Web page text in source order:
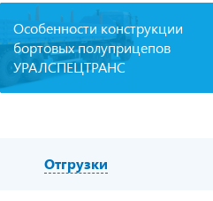
Особенности конструкции
бортовых полуприцепов
УРАЛСПЕЦТРАНС
Отгрузки